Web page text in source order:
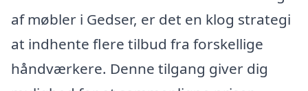
af møbler i Gedser, er det en klog strategi
at indhente flere tilbud fra forskellige
håndværkere. Denne tilgang giver dig